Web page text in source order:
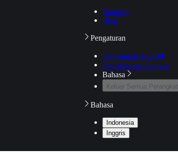
Bantuan
Blog
Pengaturan
Pengaturan Akun
Pemeriksaan Jaringan
Bahasa
Keluar Semua Perangkat
Bahasa
Indonesia
Inggris